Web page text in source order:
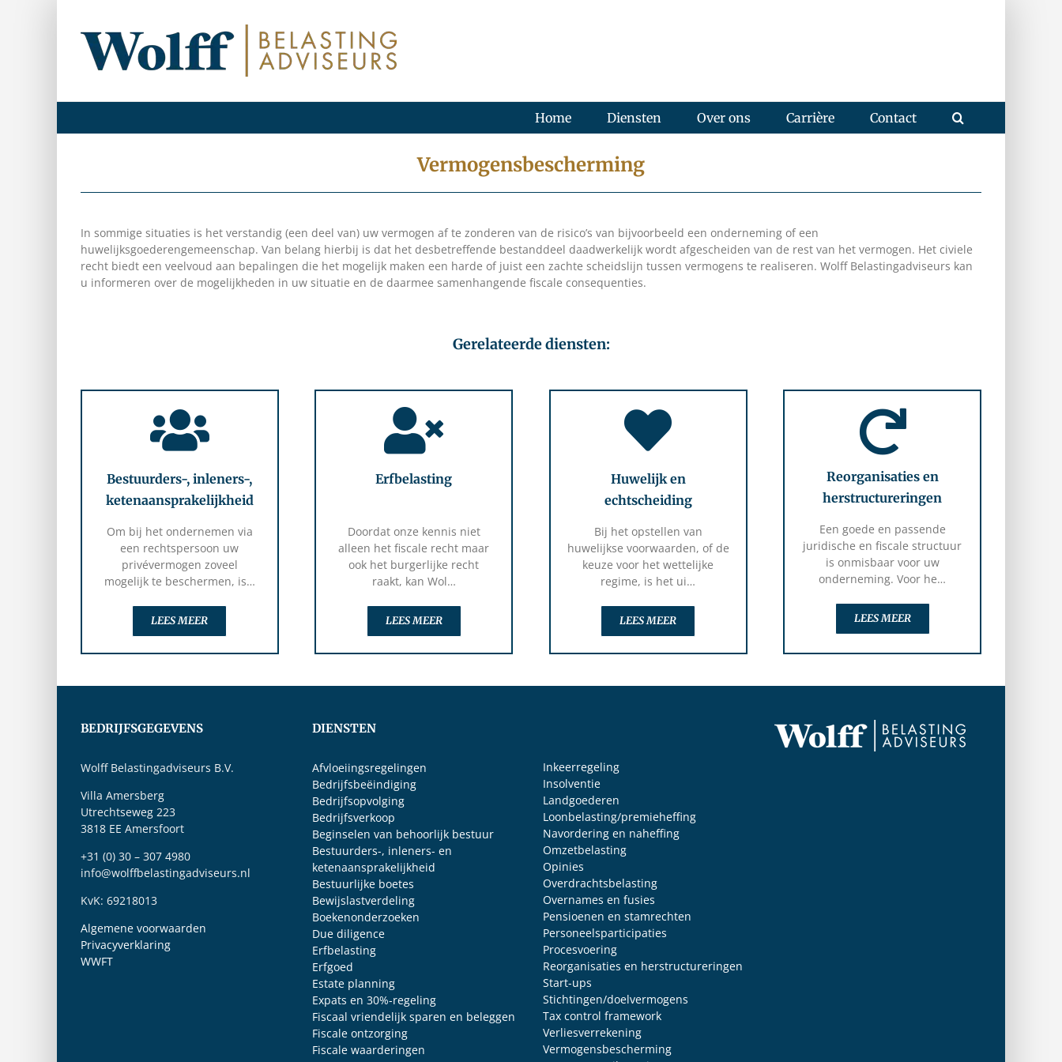
Home Diensten Over ons Carrière Contact
Vermogensbescherming
In sommige situaties is het verstandig (een deel van) uw vermogen af te zonderen van de risico’s van bijvoorbeeld een onderneming of een
huwelijksgoederengemeenschap. Van belang hierbij is dat het desbetreffende bestanddeel daadwerkelijk wordt afgescheiden van de rest van het vermogen. Het civiele
recht biedt een veelvoud aan bepalingen die het mogelijk maken een harde of juist een zachte scheidslijn tussen vermogens te realiseren. Wolff Belastingadviseurs kan
u informeren over de mogelijkheden in uw situatie en de daarmee samenhangende fiscale consequenties.
Gerelateerde diensten:
Bestuurders-, inleners-,
ketenaansprakelijkheid
Om bij het ondernemen via
een rechtspersoon uw
privévermogen zoveel
mogelijk te beschermen, is…
LEES MEER
Erfbelasting
Doordat onze kennis niet
alleen het fiscale recht maar
ook het burgerlijke recht
raakt, kan Wol…
LEES MEER
Huwelijk en
echtscheiding
Bij het opstellen van
huwelijkse voorwaarden, of de
keuze voor het wettelijke
regime, is het ui…
LEES MEER
Reorganisaties en
herstructureringen
Een goede en passende
juridische en fiscale structuur
is onmisbaar voor uw
onderneming. Voor he…
LEES MEER
BEDRIJFSGEGEVENS
Wolff Belastingadviseurs B.V.
Villa Amersberg
Utrechtseweg 223
3818 EE Amersfoort
+31 (0) 30 – 307 4980
info@wolffbelastingadviseurs.nl
KvK: 69218013
Algemene voorwaarden
Privacyverklaring
WWFT
DIENSTEN
Afvloeiingsregelingen
Bedrijfsbeëindiging
Bedrijfsopvolging
Bedrijfsverkoop
Beginselen van behoorlijk bestuur
Bestuurders-, inleners- en
ketenaansprakelijkheid
Bestuurlijke boetes
Bewijslastverdeling
Boekenonderzoeken
Due diligence
Erfbelasting
Erfgoed
Estate planning
Expats en 30%-regeling
Fiscaal vriendelijk sparen en beleggen
Fiscale ontzorging
Fiscale waarderingen
Inkeerregeling
Insolventie
Landgoederen
Loonbelasting/premieheffing
Navordering en naheffing
Omzetbelasting
Opinies
Overdrachtsbelasting
Overnames en fusies
Pensioenen en stamrechten
Personeelsparticipaties
Procesvoering
Reorganisaties en herstructureringen
Start-ups
Stichtingen/doelvermogens
Tax control framework
Verliesverrekening
Vermogensbescherming